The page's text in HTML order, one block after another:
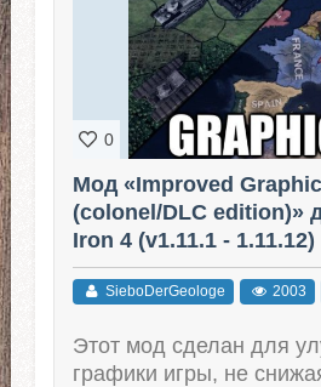
0
Мод «Improved
(colonel/DLC edition)»
Iron 4 (v1.11.1 - 1.11.12)
SieboDerGeologe 2003
Этот мод сделан для
графики игры, не